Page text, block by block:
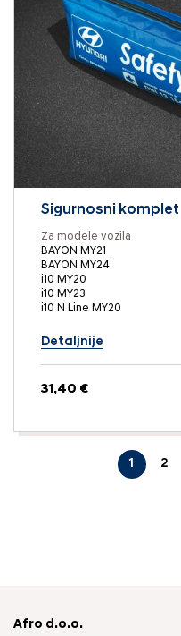
Sigurnosni komplet
Za modele vozila
BAYON MY21
BAYON MY24
i10 MY20
i10 MY23
i10 N Line MY20
Detaljnije
31,40 €
1 2
Afro d.o.o.